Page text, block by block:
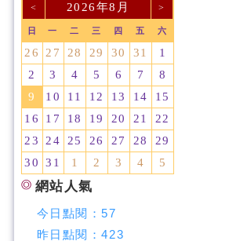
< 2026年8月 >
日 一 二 三 四 五 六
26 27 28 29 30 31
1
2
3 4 5 6 7
8
9
10 11 12 13 14
15
16
17 18 19 20 21
22
23
24 25 26 27 28
29
30
31 1 2 3 4 5
網站人氣
今日點閱：57
昨日點閱：423